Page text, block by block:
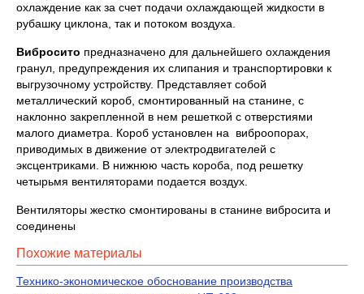
охлаждение как за счет подачи охлаждающей жидкости в
рубашку циклона, так и потоком воздуха.
Вибросито предназначено для дальнейшего охлаждения
гранул, предупреждения их слипания и транспортировки к
выгрузочному устройству. Представляет собой
металлический короб, смонтированный на станине, с
наклонно закрепленной в нем решеткой с отверстиями
малого диаметра. Короб установлен на виброопорах,
приводимых в движение от электродвигателей с
эксцентриками. В нижнюю часть короба, под решетку
четырьмя вентиляторами подается воздух.
Вентиляторы жестко смонтированы в станине вибросита и
соединены
Похожие материалы
Технико-экономическое обоснование производства